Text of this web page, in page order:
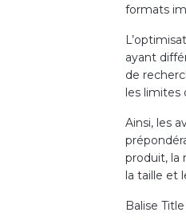
formats
ayant
de
les limites
Ainsi, les
produit, la
la taille et
Balise Title